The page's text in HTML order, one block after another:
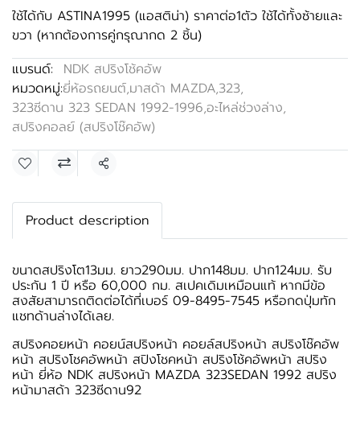
ใช้ได้กับ ASTINA1995 (แอสติน่า) ราคาต่อ1ตัว ใช้ได้ทั้งซ้ายและ
ขวา (หากต้องการคู่กรุณากด 2 ชิ้น)
แบรนด์:
NDK สปริงโช้คอัพ
หมวดหมู่:ยี่ห้อรถยนต์,มาสด้า MAZDA,323,
323ซีดาน 323 SEDAN 1992-1996,อะไหล่ช่วงล่าง,
สปริงคอลย์ (สปริงโช๊คอัพ)
แชร์
Product description
ขนาดสปริงโต13มม. ยาว290มม. ปาก148มม. ปาก124มม. รับ
ประกัน 1 ปี หรือ 60,000 กม. สเปคเดิมเหมือนแท้ หากมีข้อ
สงสัยสามารถติดต่อได้ที่เบอร์ 09-8495-7545 หรือกดปุ่มทัก
แชทด้านล่างได้เลย.
สปริงคอยหน้า คอยน์สปริงหน้า คอยล์สปริงหน้า สปริงโช๊คอัพ
หน้า สปริงโชคอัพหน้า สปิงโชคหน้า สปริงโช้คอัพหน้า สปริง
หน้า ยี่ห้อ NDK สปริงหน้า MAZDA 323SEDAN 1992 สปริง
หน้ามาสด้า 323ซีดาน92